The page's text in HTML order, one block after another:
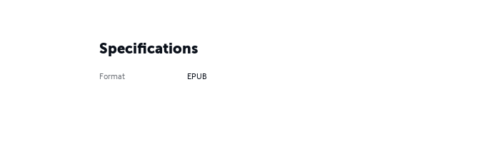
Specifications
Format
EPUB